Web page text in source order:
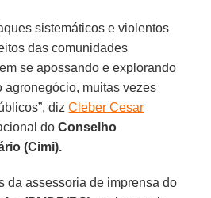
sistemáticos e violentos
das comunidades
se apossando e explorando
agronegócio, muitas vezes
dizCleber Cesar
doConselho
(Cimi).
da assessoria de imprensa do